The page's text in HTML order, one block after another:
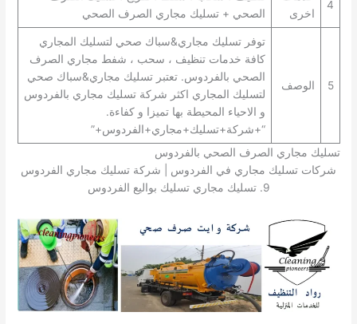
4
اخرى
الصحي + تسليك مجاري الصرف الصحي
5 الوصف
توفر تسليك مجاري&سباك صحي لتسليك المجاري
كافة خدمات تنظيف ، سحب ، شفط مجاري الصرف
الصحي بالفردوس. تعتبر تسليك مجاري&سباك صحي
لتسليك المجاري اكثر شركة تسليك مجاري بالفردوس
و الاحياء المحيطة بها تميزا و كفاءة.
“+شركة+تسليك+مجاري+الفردوس+”
تسليك مجاري الصرف الصحي بالفردوس
شركات تسليك مجاري في الفردوس | شركة تسليك مجاري الفردوس
9. تسليك مجاري تسليك بواليع الفردوس